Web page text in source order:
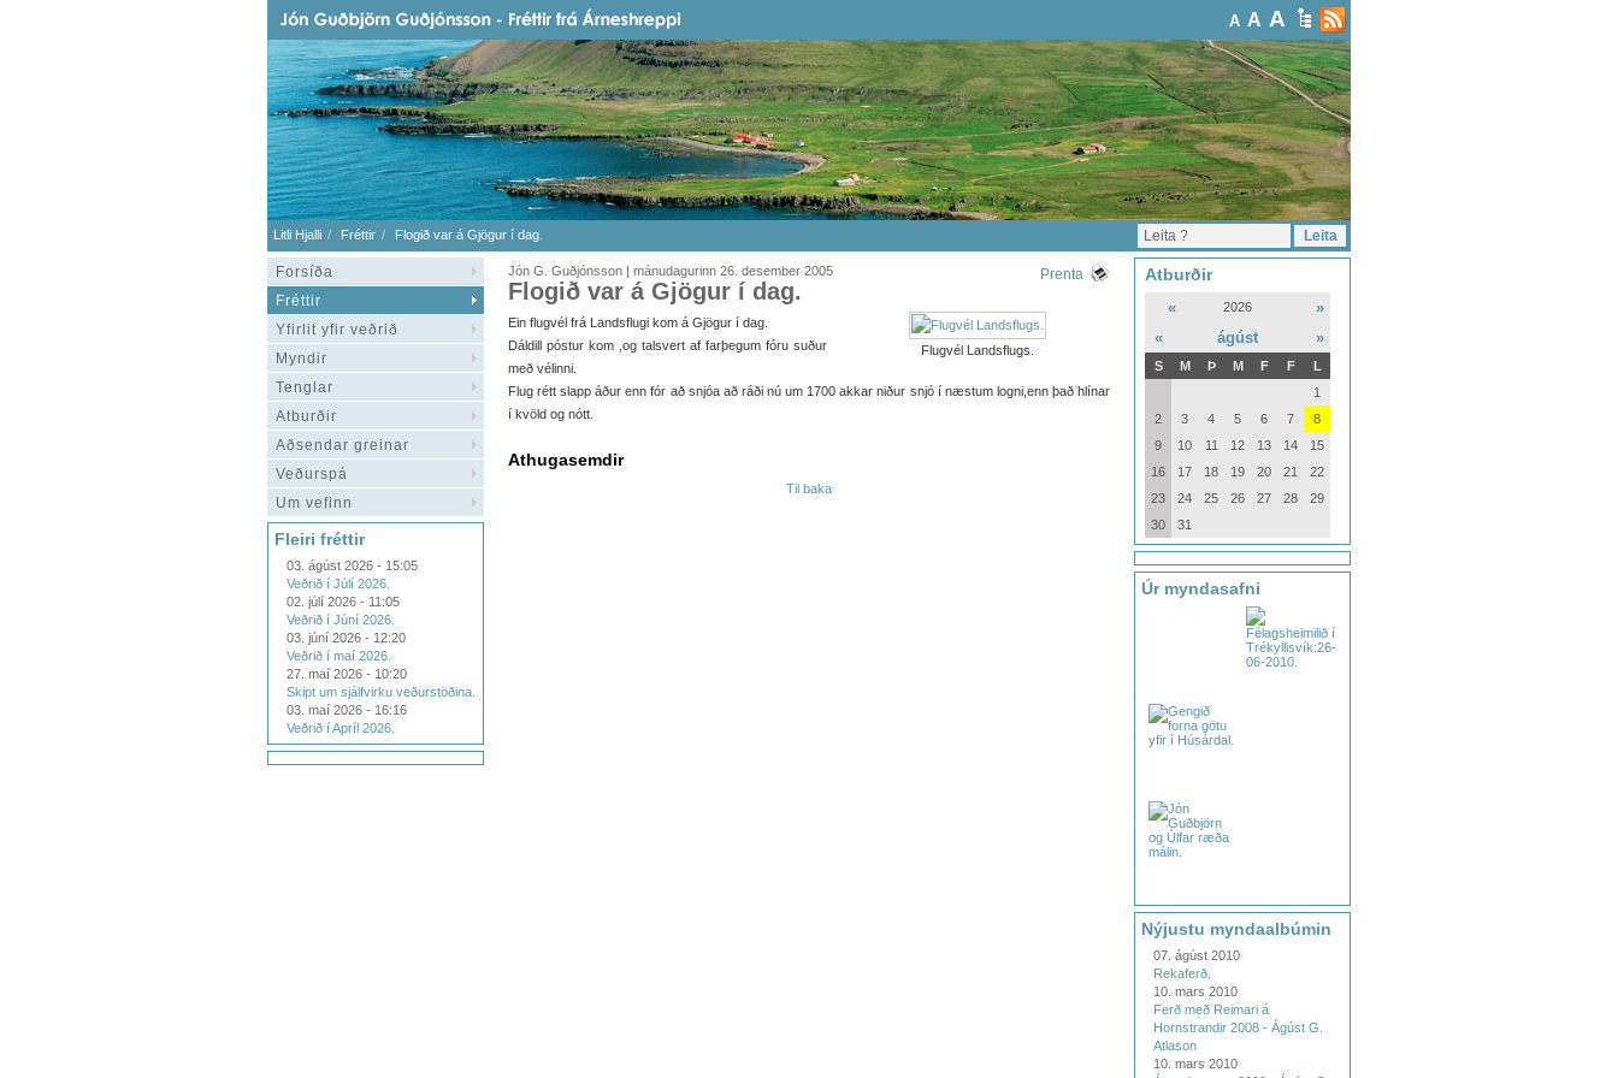
A A A
Litli Hjalli Fréttir Flogið var á Gjögur í dag.
Forsíða
Fréttir
Yfirlit yfir veðrið
Myndir
Tenglar
Atburðir
Aðsendar greinar
Veðurspá
Um vefinn
Fleiri fréttir
03. ágúst 2026 - 15:05
Veðrið í Júlí 2026.
02. júlí 2026 - 11:05
Veðrið í Júní 2026.
03. júní 2026 - 12:20
Veðrið í maí 2026.
27. maí 2026 - 10:20
Skipt um sjálfvirku veðurstöðina.
03. maí 2026 - 16:16
Veðrið í Apríl 2026.
Jón G. Guðjónsson | mánudagurinn 26. desember 2005 Prenta
Flogið var á Gjögur í dag.
Flugvél Landsflugs.
Ein flugvél frá Landsflugi kom á Gjögur í dag.
Dáldill póstur kom ,og talsvert af farþegum fóru suður
með vélinni.
Flug rétt slapp áður enn fór að snjóa að ráði nú um 1700 akkar niður snjó í næstum logni,enn það hlínar
í kvöld og nótt.
Athugasemdir
Til baka
Atburðir
« 2026
»
«
ágúst »
S M Þ M F F
L
1
2
3 4 5 6 7
8
9
10 11 12 13 14
15
16
17 18 19 20 21
22
23
24 25 26 27 28
29
30
31
Úr myndasafni
Nýjustu myndaalbúmin
07. ágúst 2010
Rekaferð.
10. mars 2010
Ferð með Reimari á
Hornstrandir 2008 - Ágúst G.
Atlason
10. mars 2010